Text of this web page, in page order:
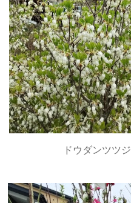
ドウダンツツジ